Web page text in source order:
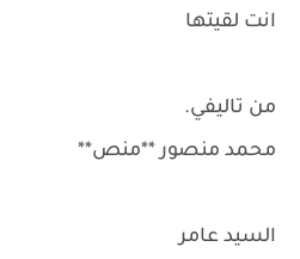
انت لقيتها
من تاليفي.
محمد منصور **منص**
السيد عامر